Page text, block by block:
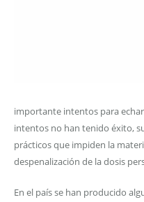
importante intentos para
intentos no han tenido éxito,
prácticos que impiden la
despenalización de la dosis
En el país se han producido